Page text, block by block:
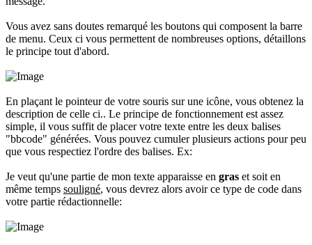
Vous avez sans doutes remarqué les boutons qui composent la barre
de menu. Ceux ci vous permettent de nombreuses options, détaillons
le principe tout d'abord.
En plaçant le pointeur de votre souris sur une icône, vous obtenez la
description de celle ci.. Le principe de fonctionnement est assez
simple, il vous suffit de placer votre texte entre les deux balises
"bbcode" générées. Vous pouvez cumuler plusieurs actions pour peu
que vous respectiez l'ordre des balises. Ex:
Je veut qu'une partie de mon texte apparaisse en gras et soit en
même temps souligné, vous devrez alors avoir ce type de code dans
votre partie rédactionnelle: